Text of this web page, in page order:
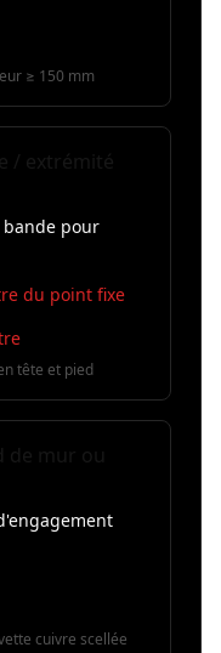
≥ 150 mm
pour
du point fixe
tête et pied
cuivre scellée